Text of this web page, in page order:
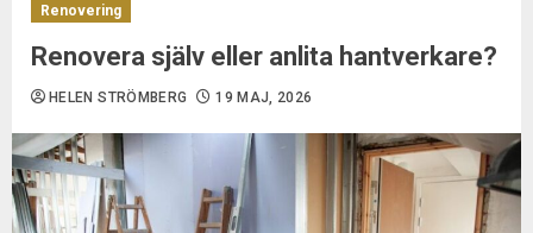
Renovering
Renovera själv eller anlita hantverkare?
HELEN STRÖMBERG 19 MAJ, 2026